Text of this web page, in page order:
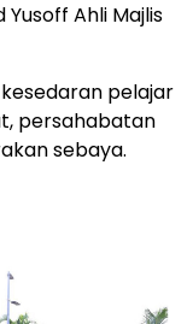
Ahli Majlis
pelajar
persahabatan
sebaya.